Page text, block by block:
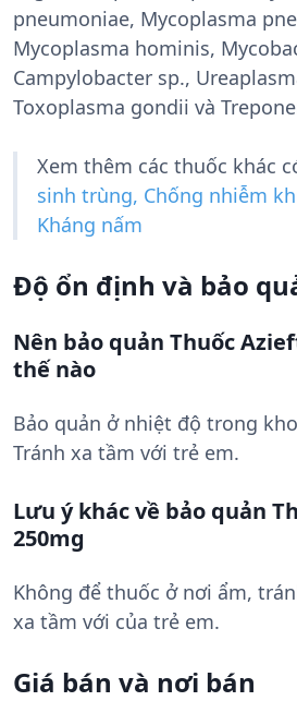
pneumoniae, Mycoplasma
Mycoplasma hominis,
Campylobacter sp.,
Toxoplasma gondii và
Xem thêm các thuốc khác
sinh trùng, Chống nhiễm
Kháng nấm
Độ ổn định và bảo
Nên bảo quản Thuốc
thế nào
Bảo quản ở nhiệt độ trong
Tránh xa tầm với trẻ em.
Lưu ý khác về bảo quản
250mg
Không để thuốc ở nơi ẩm,
xa tầm với của trẻ em.
Giá bán và nơi bán